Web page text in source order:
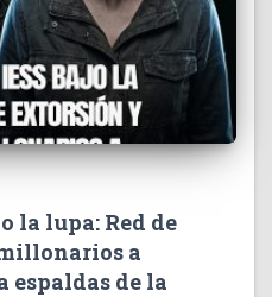
la lupa: Red de
a
espaldas de la